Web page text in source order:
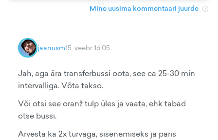
Mine uusima kommentaari juurde
jaanusm15. veebr 16:05
Jah, aga ära transferbussi oota, see ca 25-30 min
intervalliga. Võta takso.
Või otsi see oranž tulp üles ja vaata, ehk tabad
otse bussi.
Arvesta ka 2x turvaga, sisenemiseks ja päris